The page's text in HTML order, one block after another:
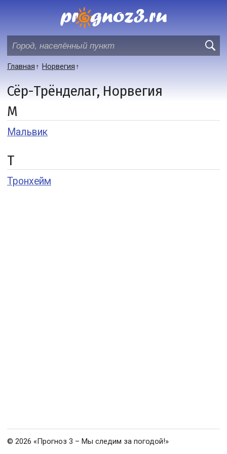
Главная Норвегия
Сёр-Трёнделаг, Норвегия
М
Мальвик
Т
Тронхейм
© 2026 «Прогноз 3 – Мы следим за погодой!»